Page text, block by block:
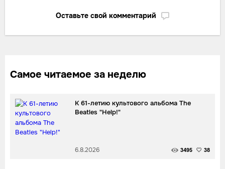
Оставьте свой комментарий
Самое читаемое за неделю
К 61-летию культового альбома The
Beatles "Help!"
6.8.2026 3495 38